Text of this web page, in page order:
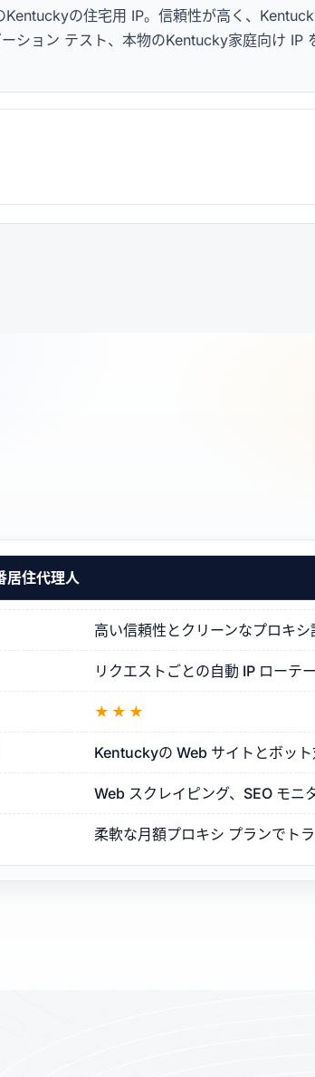
の住宅用 IP。信頼性が高く、
ション テスト、本物のKentucky家庭向け IP
住代理人
高い信頼性とクリーンなプロキ
リクエストごとの自動 IP ローテ
★★★
Kentuckyの Web サイトとボッ
Web スクレイピング、SEO モニ
柔軟な月額プロキシ プランでト